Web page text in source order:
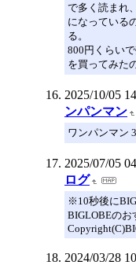
で多く読まれ
になっている
る。
800円くらい
を買ってみた
2025/10/05
ンパンマン
ワンパンマン
2025/07/05
ログ
※10秒後に
BIGLOBEのお
2024/03/28